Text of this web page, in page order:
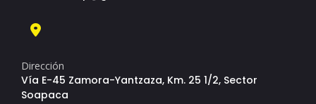
Dirección
Vía E-45 Zamora-Yantzaza, Km. 25 1/2, Sector
Soapaca